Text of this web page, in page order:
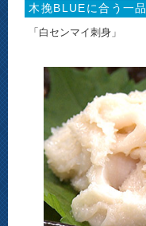
木挽BLUEに合う一品
「白センマイ刺身」